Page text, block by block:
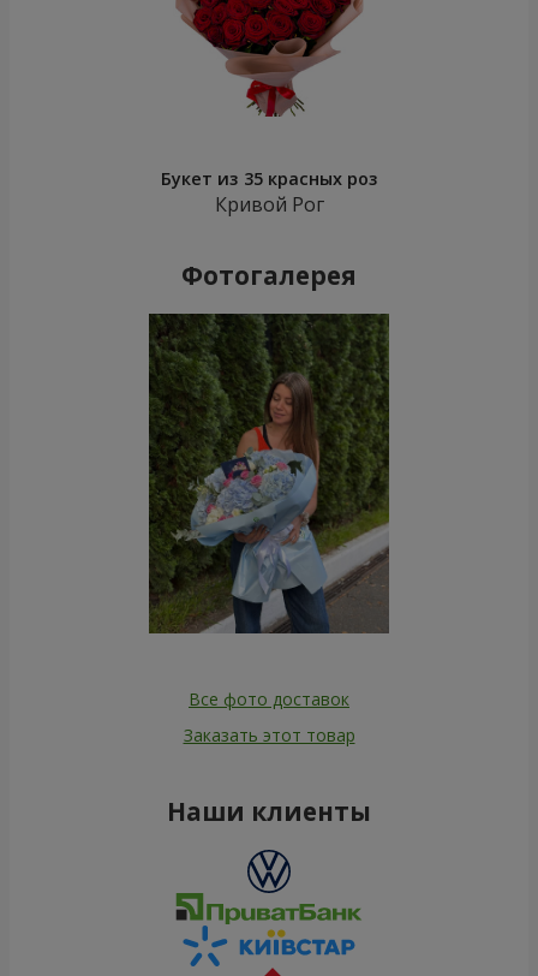
Букет из 35 красных роз
Кривой Рог
Фотогалерея
Все фото доставок
Заказать этот товар
Наши клиенты